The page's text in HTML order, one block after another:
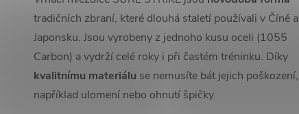
tradičních zbraní, které dlouhá staletí používali v Číně a
Japonsku. Jsou vyrobeny z jednoho kusu oceli (1055
Carbon) a vydrží celé roky i při častém tréninku. Díky
kvalitnímu materiálu se nemusíte bát jejich poškození,
například ulomení nebo ohnutí špičky.